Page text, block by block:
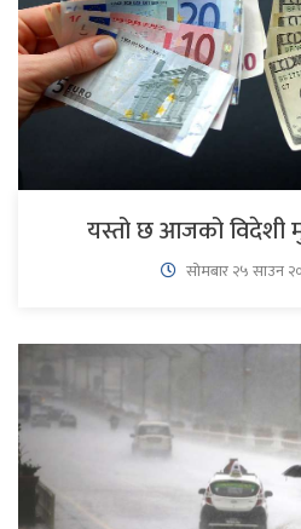
यस्तो छ आजको विदेशी
सोमबार २५ साउन